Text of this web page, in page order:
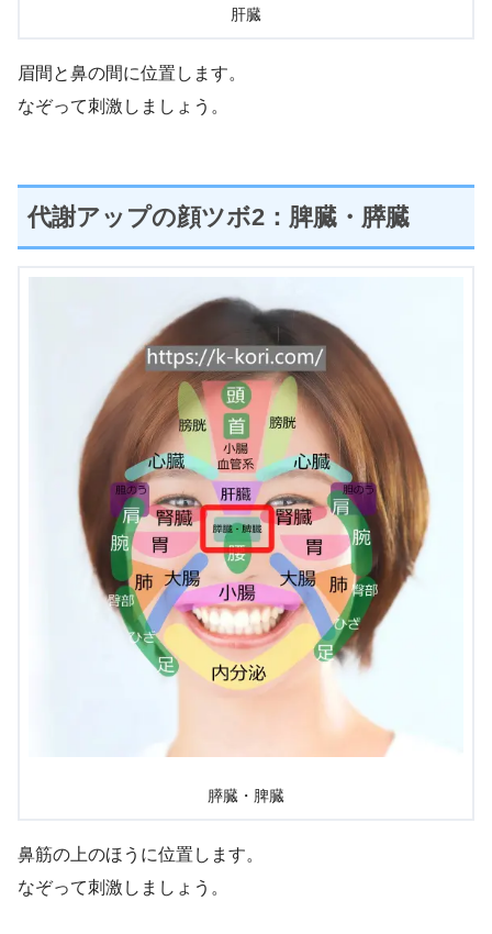
肝臓
眉間と鼻の間に位置します。
なぞって刺激しましょう。
代謝アップの顔ツボ2：脾臓・膵臓
膵臓・脾臓
鼻筋の上のほうに位置します。
なぞって刺激しましょう。